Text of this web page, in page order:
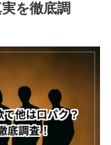
を徹底調